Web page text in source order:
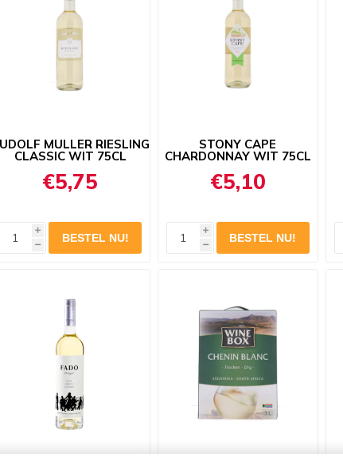
MULLER RIESLING
CLASSIC WIT 75CL
€5,75
i
h
STONY CAPE
CHARDONNAY WIT 75CL
€5,10
i
h